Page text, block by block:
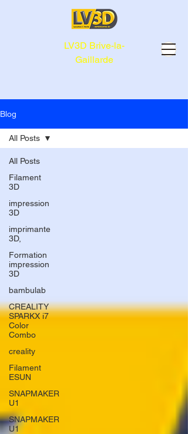
LV3D Brive-la-
Gaillarde
Blog
All Posts
Filament
3D
impression
3D
imprimante
3D,
Formation
impression
3D
bambulab
CREALITY
SPARKX i7
Color
Combo
creality
Filament
ESUN
SNAPMAKER
U1
SNAPMAKER
U1
All Posts